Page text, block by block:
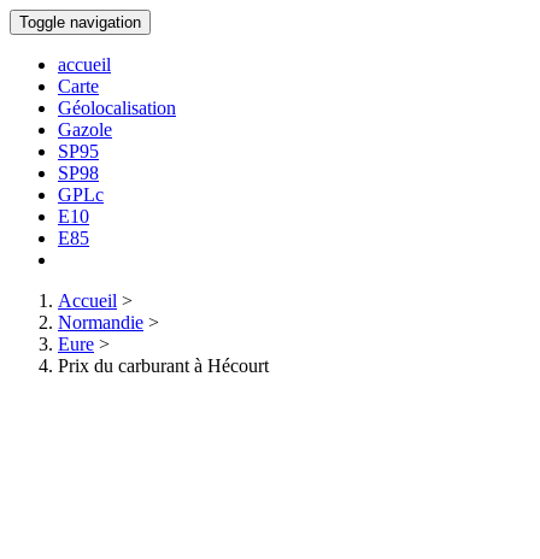
Toggle navigation
accueil
Carte
Géolocalisation
Gazole
SP95
SP98
GPLc
E10
E85
Accueil >
Normandie >
Eure >
Prix du carburant à Hécourt